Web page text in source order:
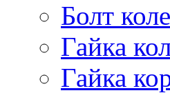
Болт
Гайка
Гайка